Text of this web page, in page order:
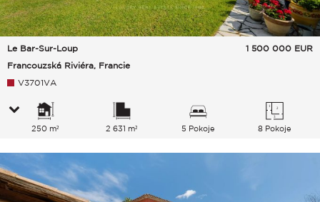
Le Bar-Sur-Loup
Francouzská Riviéra, Francie
1 500 000 EUR
V3701VA
250 m² 2 631 m² 5 Pokoje 8 Pokoje